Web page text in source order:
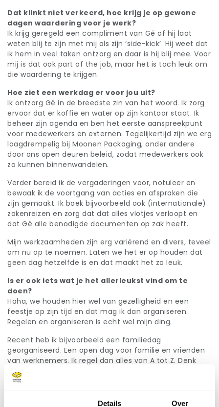
Details Over
Dat klinkt niet verkeerd, hoe krijg je op gewone
dagen waardering voor je werk?
Ik krijg geregeld een compliment van Gé of hij laat
weten blij te zijn met mij als zijn ‘side-kick’. Hij weet dat
ik hem in veel taken ontzorg en daar is hij blij mee. Voor
mij is dat ook part of the job, maar het is toch leuk om
die waardering te krijgen.
Hoe ziet een werkdag er voor jou uit?
Ik ontzorg Gé in de breedste zin van het woord. Ik zorg
ervoor dat er koffie en water op zijn kantoor staat. Ik
beheer zijn agenda en ben het eerste aanspreekpunt
voor medewerkers en externen. Tegelijkertijd zijn we erg
laagdrempelig bij Moonen Packaging, onder andere
door ons open deuren beleid, zodat medewerkers ook
zo kunnen binnenwandelen.
Verder bereid ik de vergaderingen voor, notuleer en
bewaak ik de voortgang van acties en afspraken die
zijn gemaakt. Ik boek bijvoorbeeld ook (internationale)
zakenreizen en zorg dat dat alles vlotjes verloopt en
dat Gé alle benodigde documenten op zak heeft.
Mijn werkzaamheden zijn erg variërend en divers, teveel
om nu op te noemen. Laten we het er op houden dat
geen dag hetzelfde is en dat maakt het zo leuk.
Is er ook iets wat je het allerleukst vind om te
doen?
Haha, we houden hier wel van gezelligheid en een
feestje op zijn tijd en dat mag ik dan organiseren.
Regelen en organiseren is echt wel mijn ding.
Recent heb ik bijvoorbeeld een familiedag
georganiseerd. Een open dag voor familie en vrienden
van werknemers. Ik regel dan alles van A tot Z. Denk
bijvoorbeeld aan het regelen van animatie voor de
kinderen, het maken van een speurtocht, maar
natuurlijk ook de catering en erop toe zien dat het hele
kantoor en Logistiek Centrum er presentabel uit zien.